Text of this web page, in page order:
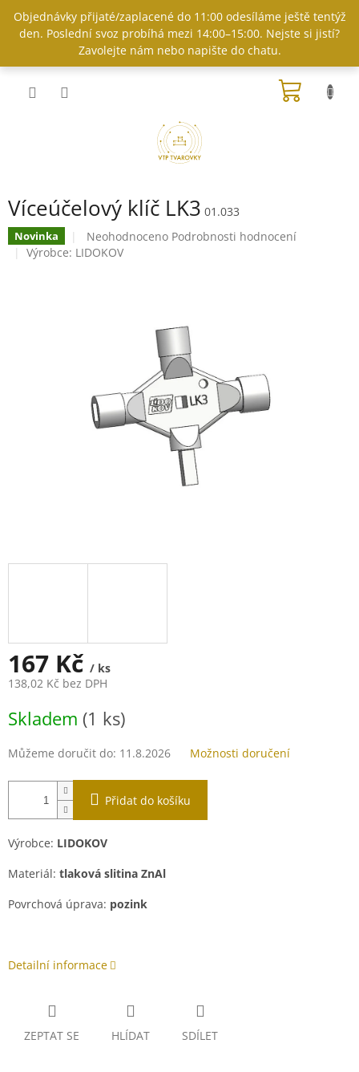
obsah
Objednávky přijaté/zaplacené do 11:00 odesíláme ještě tentýž
den. Poslední svoz probíhá mezi 14:00–15:00. Nejste si jistí?
Zavolejte nám nebo napište do chatu.
Víceúčelový klíč LK3 01.033
Novinka
Průměrné
hodnocení
Neohodnoceno Podrobnosti hodnocení
Výrobce: LIDOKOV
167 Kč / ks
138,02 Kč bez DPH
cena:
Skladem (1 ks)
Můžeme doručit do: 11.8.2026 Možnosti doručení
Přidat do košíku
Výrobce: LIDOKOV
Materiál: tlaková slitina ZnAl
Povrchová úprava: pozink
Detailní informace
ZEPTAT SE HLÍDAT SDÍLET